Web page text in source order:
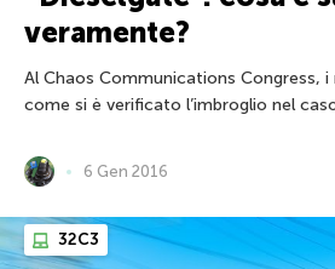
veramente?
Al Chaos Communications Congress,
come si è verificato l’imbroglio nel
6 Gen 2016
32C3